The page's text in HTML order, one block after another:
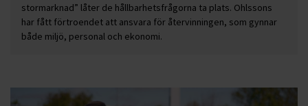
stormarknad” låter de hållbarhetsfrågorna ta plats. Ohlssons
har fått förtroendet att ansvara för återvinningen, som gynnar
både miljö, personal och ekonomi.